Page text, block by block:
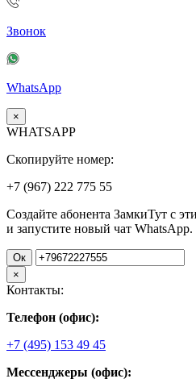
Звонок
WhatsApp
×
WHATSAPP
Скопируйте номер:
+7 (967) 222 775 55
Создайте абонента ЗамкиТут с
и запустите новый чат WhatsApp.
Ок
×
Контакты:
Телефон (офис):
+7 (495) 153 49 45
Мессенджеры (офис):